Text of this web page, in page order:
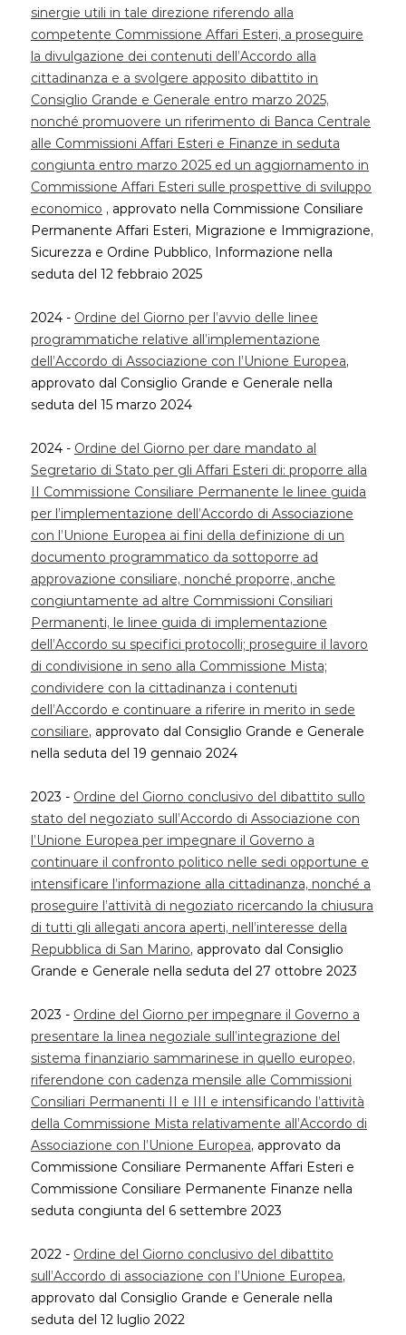
sinergie utili in tale direzione riferendo alla
competente Commissione Affari Esteri, a proseguire
la divulgazione dei contenuti dell’Accordo alla
cittadinanza e a svolgere apposito dibattito in
Consiglio Grande e Generale entro marzo 2025,
nonché promuovere un riferimento di Banca Centrale
alle Commissioni Affari Esteri e Finanze in seduta
congiunta entro marzo 2025 ed un aggiornamento in
Commissione Affari Esteri sulle prospettive di sviluppo
economico , approvato nella Commissione Consiliare
Permanente Affari Esteri, Migrazione e Immigrazione,
Sicurezza e Ordine Pubblico, Informazione nella
seduta del 12 febbraio 2025
2024 - Ordine del Giorno per l’avvio delle linee
programmatiche relative all’implementazione
dell’Accordo di Associazione con l’Unione Europea,
approvato dal Consiglio Grande e Generale nella
seduta del 15 marzo 2024
2024 - Ordine del Giorno per dare mandato al
Segretario di Stato per gli Affari Esteri di: proporre alla
II Commissione Consiliare Permanente le linee guida
per l’implementazione dell’Accordo di Associazione
con l’Unione Europea ai fini della definizione di un
documento programmatico da sottoporre ad
approvazione consiliare, nonché proporre, anche
congiuntamente ad altre Commissioni Consiliari
Permanenti, le linee guida di implementazione
dell’Accordo su specifici protocolli; proseguire il lavoro
di condivisione in seno alla Commissione Mista;
condividere con la cittadinanza i contenuti
dell’Accordo e continuare a riferire in merito in sede
consiliare, approvato dal Consiglio Grande e Generale
nella seduta del 19 gennaio 2024
2023 - Ordine del Giorno conclusivo del dibattito sullo
stato del negoziato sull’Accordo di Associazione con
l’Unione Europea per impegnare il Governo a
continuare il confronto politico nelle sedi opportune e
intensificare l’informazione alla cittadinanza, nonché a
proseguire l’attività di negoziato ricercando la chiusura
di tutti gli allegati ancora aperti, nell’interesse della
Repubblica di San Marino, approvato dal Consiglio
Grande e Generale nella seduta del 27 ottobre 2023
2023 - Ordine del Giorno per impegnare il Governo a
presentare la linea negoziale sull’integrazione del
sistema finanziario sammarinese in quello europeo,
riferendone con cadenza mensile alle Commissioni
Consiliari Permanenti II e III e intensificando l’attività
della Commissione Mista relativamente all’Accordo di
Associazione con l’Unione Europea, approvato da
Commissione Consiliare Permanente Affari Esteri e
Commissione Consiliare Permanente Finanze nella
seduta congiunta del 6 settembre 2023
2022 - Ordine del Giorno conclusivo del dibattito
sull’Accordo di associazione con l’Unione Europea,
approvato dal Consiglio Grande e Generale nella
seduta del 12 luglio 2022